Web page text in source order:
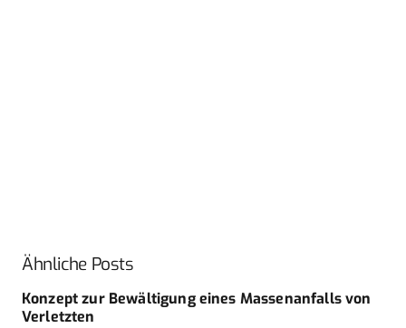
Ähnliche Posts
Konzept zur Bewältigung eines Massenanfalls von
Verletzten